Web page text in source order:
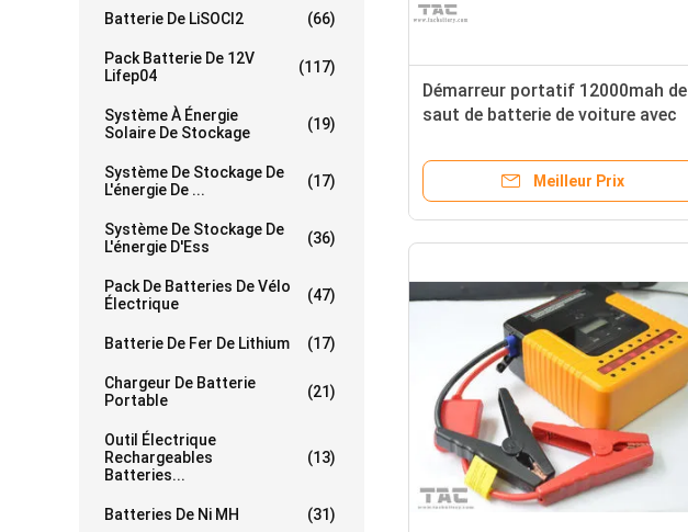
Batterie De LiSOCl2 (66)
Pack Batterie De 12V
Lifep04
(117)
Système À Énergie
Solaire De Stockage
(19)
Système De Stockage De
L'énergie De ...
(17)
Système De Stockage De
L'énergie D'Ess
(36)
Pack De Batteries De Vélo
Électrique
(47)
Batterie De Fer De Lithium (17)
Chargeur De Batterie
Portable
(21)
Outil Électrique
Rechargeables
Batteries...
(13)
Batteries De Ni MH (31)
Démarreur portatif 12000mah de
saut de batterie de voiture avec
Meilleur Prix